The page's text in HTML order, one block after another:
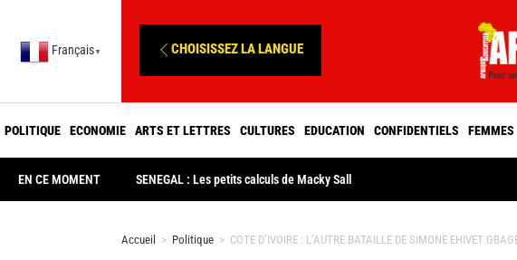
Français ▼ CHOISISSEZ LA LANGUE
POLITIQUE ECONOMIE ARTS ET LETTRES CULTURES EDUCATION CONFIDENTIELS FEMMES
EN CE MOMENT SENEGAL : Les petits calculs de Macky Sall
Accueil > Politique > COTE D’IVOIRE : L’AUTRE BATAILLE DE SIMONE EHIVET